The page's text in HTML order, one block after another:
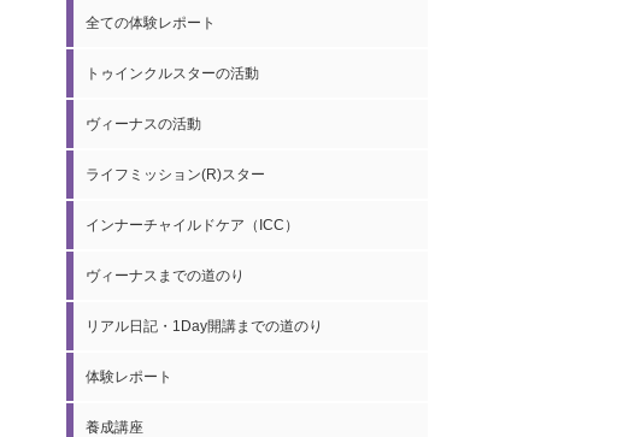
全ての体験レポート
トゥインクルスターの活動
ヴィーナスの活動
ライフミッション(R)スター
インナーチャイルドケア（ICC）
ヴィーナスまでの道のり
リアル日記・1Day開講までの道のり
体験レポート
養成講座